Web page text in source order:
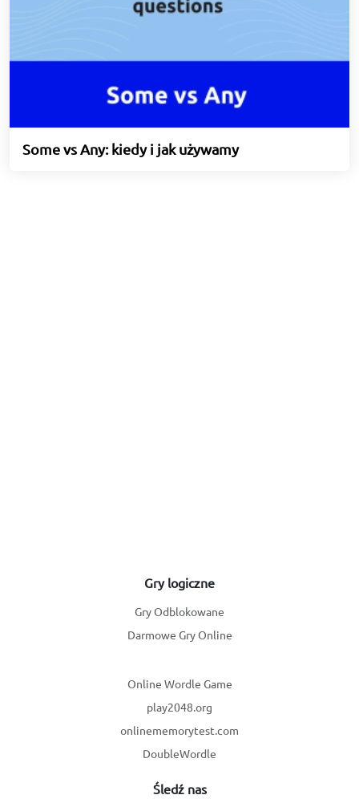
Some vs Any: kiedy i jak używamy
Gry logiczne
Gry Odblokowane
Darmowe Gry Online
Online Wordle Game
play2048.org
onlinememorytest.com
DoubleWordle
Śledź nas